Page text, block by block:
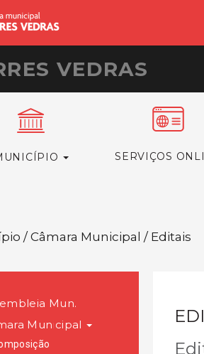
VEDRAS
SERVIÇOS
/ Câmara Municipal / Editais
Mun.
Municipal